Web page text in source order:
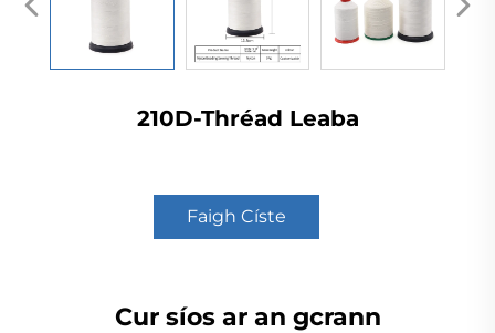
210D-Thréad Leaba
Faigh Císte
Cur síos ar an gcrann